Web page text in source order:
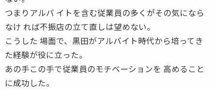
つまりアルバ イトを含む従業員の多くがその気になら
なけ れば不振店の立て直しは望めない。
こうした 場面で、黒田がアルバイト時代から培ってき
た経験が役に立った。
あの手この手で従業員のモチベーションを 高めること
に成功した。